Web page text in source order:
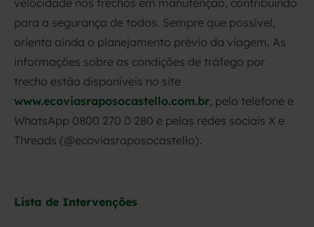
velocidade nos trechos em manutenção, contribuindo
para a segurança de todos. Sempre que possível,
orienta ainda o planejamento prévio da viagem. As
informações sobre as condições de tráfego por
trecho estão disponíveis no site
www.ecoviasraposocastello.com.br, pelo telefone e
WhatsApp 0800 270 0 280 e pelas redes sociais X e
Threads (@ecoviasraposocastello).
Lista de Intervenções